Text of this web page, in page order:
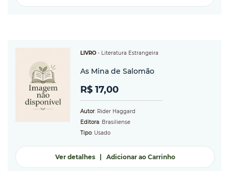
LIVRO - Literatura Estrangeira
As Mina de Salomão
R$ 17,00
Autor: Rider Haggard
Editora: Brasiliense
Tipo: Usado
Ver detalhes| Adicionar ao Carrinho